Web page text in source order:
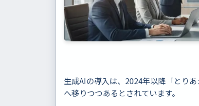
生成AIの導入は、2024年以降「とり
へ移りつつあるとされています。